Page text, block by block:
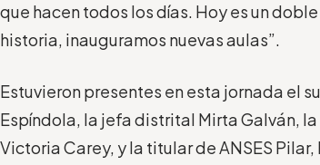
que hacen todos los días. Hoy es un
historia, inauguramos nuevas aulas”.
Estuvieron presentes en esta jornada el
Espíndola, la jefa distrital Mirta Galván,
Victoria Carey, y la titular de ANSES Pilar,